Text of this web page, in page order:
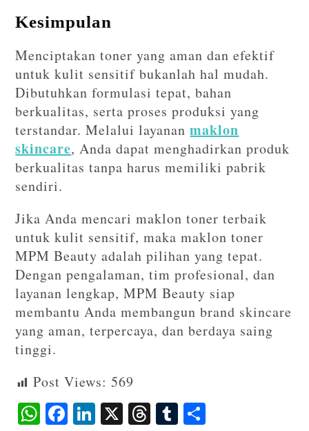
Kesimpulan
Menciptakan toner yang aman dan efektif
untuk kulit sensitif bukanlah hal mudah.
Dibutuhkan formulasi tepat, bahan
berkualitas, serta proses produksi yang
terstandar. Melalui layananmaklon
skincare, Anda dapat menghadirkan produk
berkualitas tanpa harus memiliki pabrik
sendiri.
Jika Anda mencari maklon toner terbaik
untuk kulit sensitif, maka maklon toner
MPM Beauty adalah pilihan yang tepat.
Dengan pengalaman, tim profesional, dan
layanan lengkap, MPM Beauty siap
membantu Anda membangun brand skincare
yang aman, terpercaya, dan berdaya saing
tinggi.
Post Views: 569
W F Li X T T